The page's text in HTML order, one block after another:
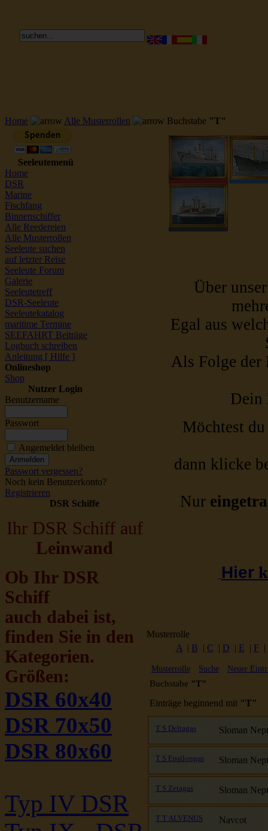
Home Alle Musterrollen Buchstabe "T"
Seeleutemenü
Home
DSR
Marine
Fischfang
Binnenschiffer
Alle Reedereien
Alle Musterrollen
Seeleute suchen
auf letzter Reise
Seeleute Forum
Galerie
Seeleutetreff
DSR-Seeleute
Seeleutekatalog
maritime Termine
SEEFAHRT Beiträge
Logbuch schreiben
Anleitung [ Hilfe ]
Onlineshop
Shop
Nutzer Login
Benutzername
Passwort
Angemeldet bleiben
Passwort vergessen?
Noch kein Benutzerkonto?
Registrieren
DSR Schiffe
Ihr DSR Schiff auf
Leinwand
Ob Ihr DSR
Schiff
auch dabei ist,
finden Sie in den
Kategorien.
Größen:
DSR 60x40
DSR 70x50
DSR 80x60
Typ IV DSR
Über
Egal aus
Als Folge der
Dein
Möchtest
dann klicke
Nur
Hier
Musterrolle
A | B | C | D | E | F |
Musterrolle Suche Neuer
Buchstabe "T"
Einträge beginnend mit "T"
T S Deltagas Sloman
T S Epsilongas Sloman
T S Zetagas Sloman
T T ALVENUS Navcot